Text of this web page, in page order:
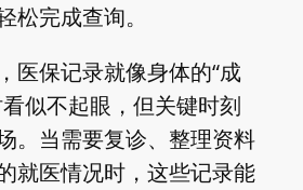
松完成查询。
医保记录就像身体的“成
似不起眼，但关键时刻
。当需要复诊、整理资料
就医情况时，这些记录能